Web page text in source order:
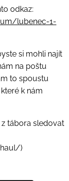
odkaz:
lubenec-1-
si mohli najít
na poštu
to spoustu
k nám
tábora sledovat
)